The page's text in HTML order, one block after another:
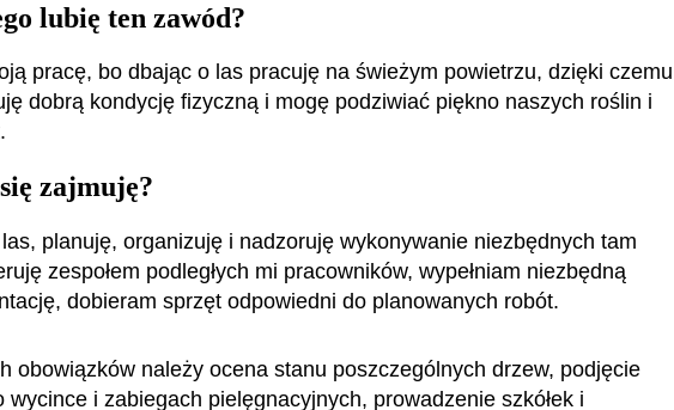
lubię ten zawód?
pracę, bo dbając o las pracuję na świeżym powietrzu, dzięki czemu
dobrą kondycję fizyczną i mogę podziwiać piękno naszych roślin i
zajmuję?
planuję, organizuję i nadzoruję wykonywanie niezbędnych tam
zespołem podległych mi pracowników, wypełniam niezbędną
dobieram sprzęt odpowiedni do planowanych robót.
obowiązków należy ocena stanu poszczególnych drzew, podjęcie
wycince i zabiegach pielęgnacyjnych, prowadzenie szkółek i